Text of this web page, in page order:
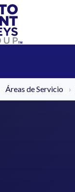
Áreas de Servicio ›